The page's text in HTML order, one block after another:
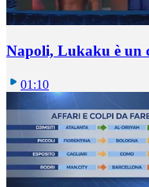
Napoli, Lukaku è un
01:10